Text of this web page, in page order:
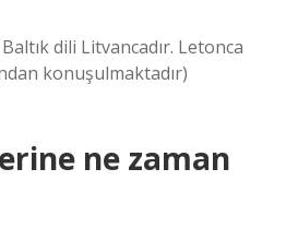
dili Litvancadır. Letonca
konuşulmaktadır)
ne zaman